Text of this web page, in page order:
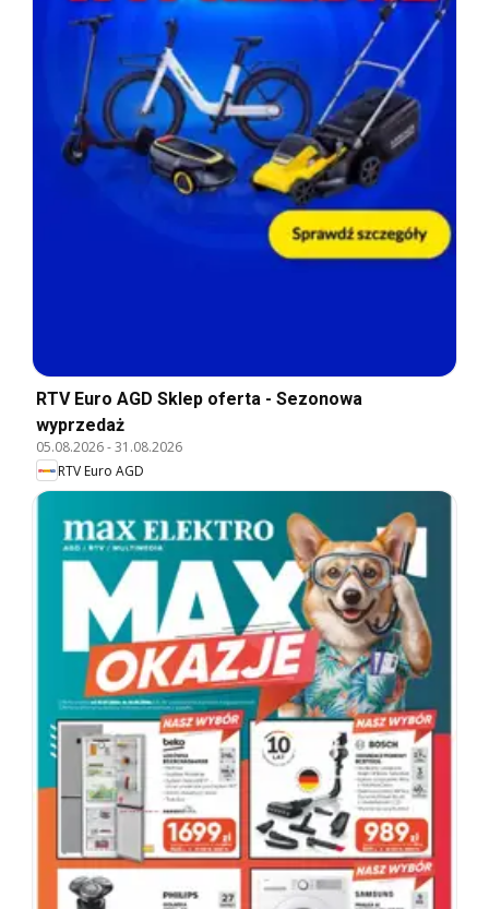
RTV Euro AGD Sklep oferta - Sezonowa
wyprzedaż
05.08.2026-31.08.2026
RTV Euro AGD